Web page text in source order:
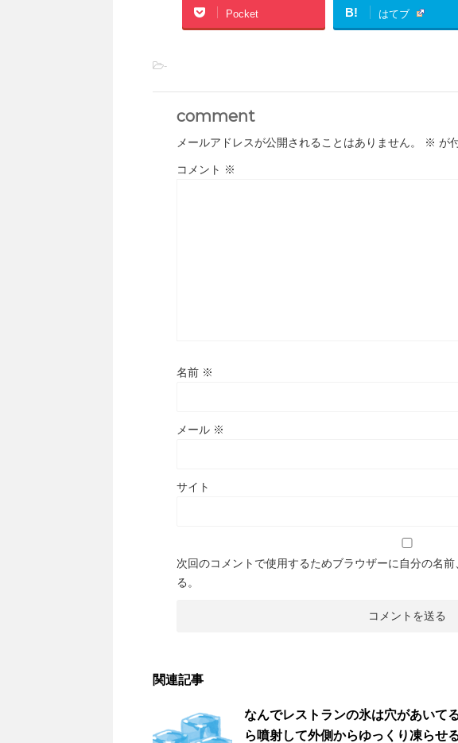
Pocket B! はてブ
-
comment
メールアドレスが公開されることはありません。 ※ が
コメント ※
名前 ※
メール ※
サイト
次回のコメントで使用するためブラウザーに自分の名
る。
関連記事
なんでレストランの氷は穴があいて
ら噴射して外側からゆっくり凍らせ